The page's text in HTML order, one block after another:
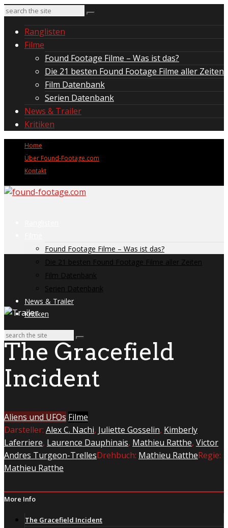
Ranglisten
Filme
Found Footage Filme – Was ist das?
Die 21 besten Found Footage Filme aller Zeiten
Film Datenbank
Serien Datenbank
News & Trailer
Kritiken
Home
Über Found-Footage.com
Kontakt
Found Footage Filme – Was ist das?
Die 21 besten Found Footage Filme aller Zeiten
Film Datenbank
Serien Datenbank
News & Trailer
Kritiken
The Gracefield
Incident
Aliens und UFOs Filme
Darsteller: Alex C. Nachi, Juliette Gosselin, Kimberly
Laferriere, Laurence Dauphinais, Mathieu Ratthe, Victor
Andres Turgeon-TrellesDrehbuch: Mathieu RattheRegie:
Mathieu Ratthe
More Info
The Gracefield Incident